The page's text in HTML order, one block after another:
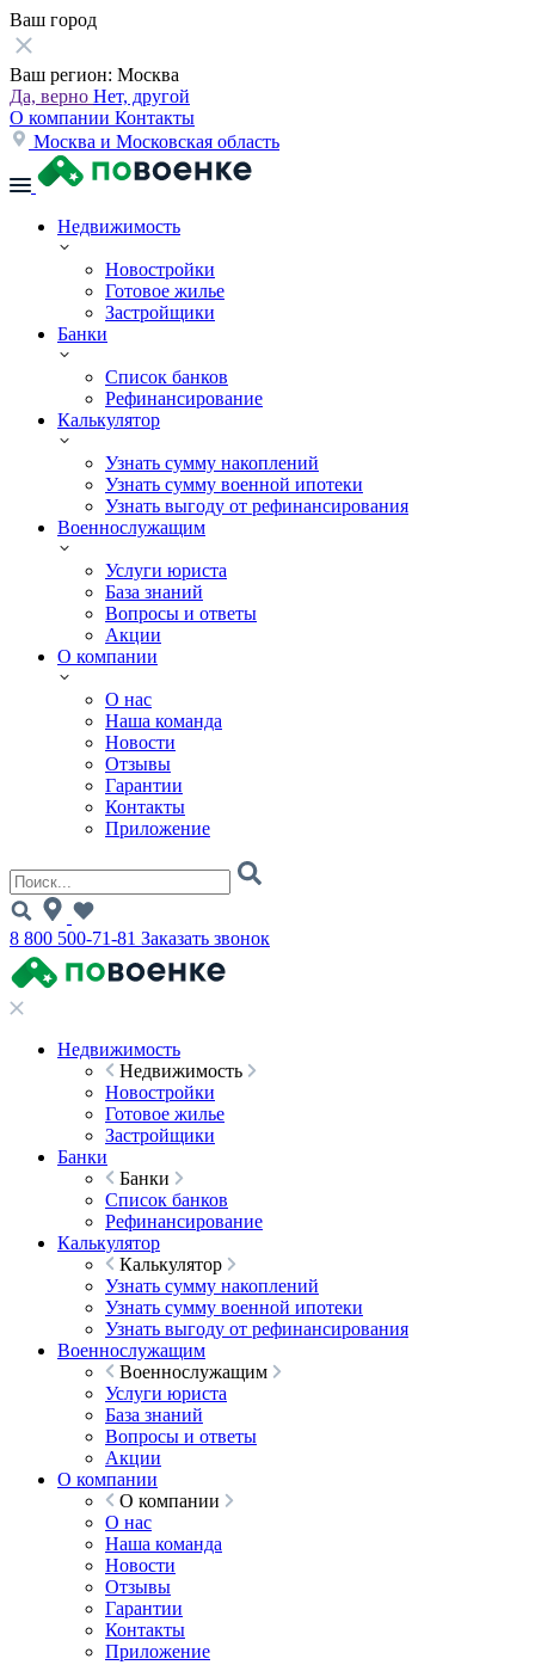
Ваш город
Ваш регион: Москва
Да, верно Нет, другой
О компании Контакты
Москва и Московская область
Недвижимость
Новостройки
Готовое жилье
Застройщики
Банки
Список банков
Рефинансирование
Калькулятор
Узнать сумму накоплений
Узнать сумму военной ипотеки
Узнать выгоду от рефинансирования
Военнослужащим
Услуги юриста
База знаний
Вопросы и ответы
Акции
О компании
О нас
Наша команда
Новости
Отзывы
Гарантии
Контакты
Приложение
8 800 500-71-81 Заказать звонок
Недвижимость
Недвижимость
Новостройки
Готовое жилье
Застройщики
Банки
Банки
Список банков
Рефинансирование
Калькулятор
Калькулятор
Узнать сумму накоплений
Узнать сумму военной ипотеки
Узнать выгоду от рефинансирования
Военнослужащим
Военнослужащим
Услуги юриста
База знаний
Вопросы и ответы
Акции
О компании
О компании
О нас
Наша команда
Новости
Отзывы
Гарантии
Контакты
Приложение